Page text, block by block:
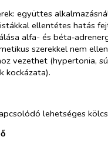
: együttes
ellentétes hatás
alfa- és
szerekkel nem
vezethet (hypertonia,
kockázata).
lehetséges